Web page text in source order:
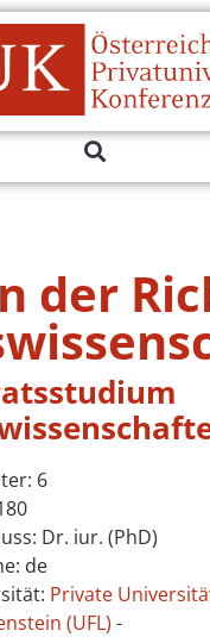
der
6
Dr. iur. (PhD)
de
Private
(UFL) -